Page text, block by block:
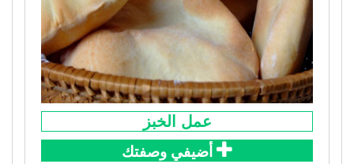
عمل الخبز
أضيفي وصفتك